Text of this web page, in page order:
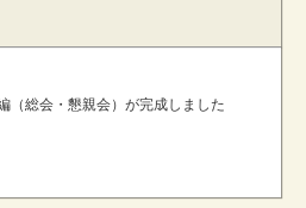
（総会・懇親会）が完成しました